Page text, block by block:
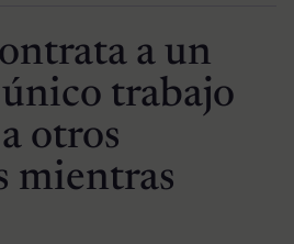
a un
trabajo
otros
mientras